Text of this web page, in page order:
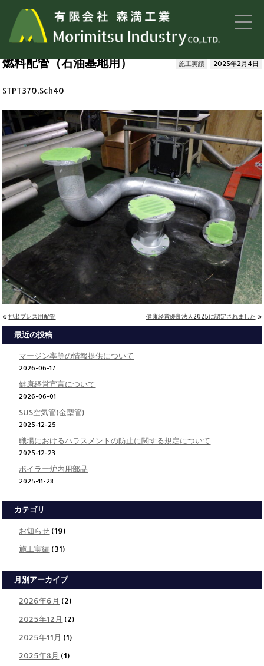
トップページ >施工実績> 燃料配管（石油基地用）
施工実績 2025年2月4日
燃料配管（石油基地用）
STPT370,Sch40
«押出プレス用配管 健康経営優良法人2025に認定されました »
最近の投稿
マージン率等の情報提供について
2026-06-17
健康経営宣言について
2026-06-01
SUS空気管(金型管)
2025-12-25
職場におけるハラスメントの防止に関する規定について
2025-12-23
ボイラー炉内用部品
2025-11-28
カテゴリ
お知らせ (19)
施工実績 (31)
月別アーカイブ
2026年6月 (2)
2025年12月 (2)
2025年11月 (1)
2025年8月 (1)